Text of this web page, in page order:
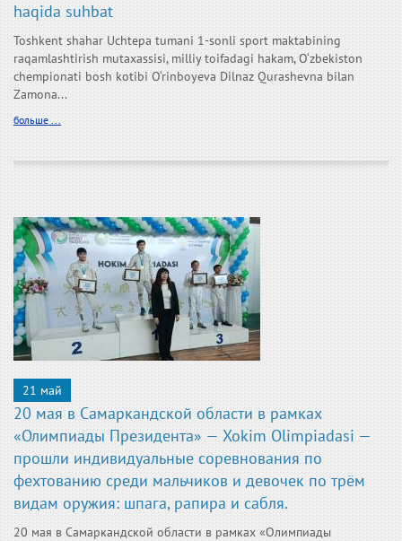
haqida suhbat
Toshkent shahar Uchtepa tumani 1-sonli sport maktabining
raqamlashtirish mutaxassisi, milliy toifadagi hakam, O‘zbekiston
chempionati bosh kotibi O‘rinboyeva Dilnaz Qurashevna bilan
Zamona...
больше ...
21 май
20 мая в Самаркандской области в рамках
«Олимпиады Президента» — Xokim Olimpiadasi —
прошли индивидуальные соревнования по
фехтованию среди мальчиков и девочек по трём
видам оружия: шпага, рапира и сабля.
20 мая в Самаркандской области в рамках «Олимпиады